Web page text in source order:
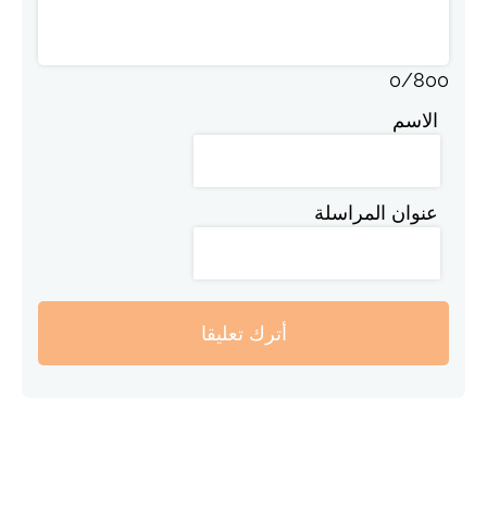
0/800
الاسم
عنوان المراسلة
أترك تعليقا